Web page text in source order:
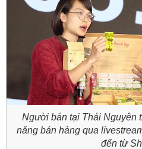
Người bán tại Thái Nguyên
năng bán hàng qua
đến từ